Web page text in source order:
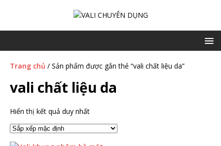
Trang chủ / Sản phẩm được gắn thẻ “vali chất liệu da”
vali chất liệu da
Hiển thị kết quả duy nhất